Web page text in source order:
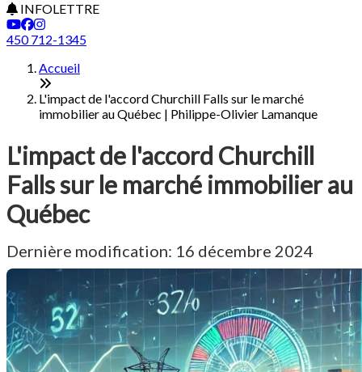
INFOLETTRE
450 712-1345
Accueil
L'impact de l'accord Churchill Falls sur le marché
immobilier au Québec | Philippe-Olivier Lamanque
L'impact de l'accord Churchill
Falls sur le marché immobilier au
Québec
Dernière modification: 16 décembre 2024